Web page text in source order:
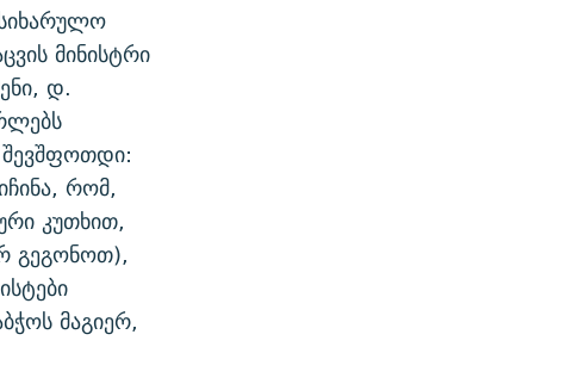
მინისტრი
დ.
რომ,
კუთხით,
გეგონოთ),
მაგიერ,